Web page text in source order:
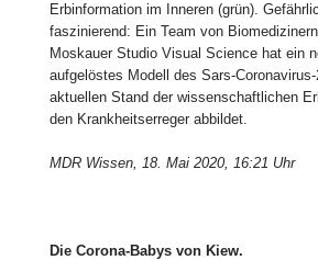
Erbinformation im Inneren (grün).
faszinierend: Ein Team von
Moskauer Studio Visual Science hat ein
aufgelöstes Modell des Sars-
aktuellen Stand der wissenschaftlichen
den Krankheitserreger abbildet.
MDR Wissen, 18. Mai 2020, 16:21 Uhr
Die Corona-Babys von Kiew.